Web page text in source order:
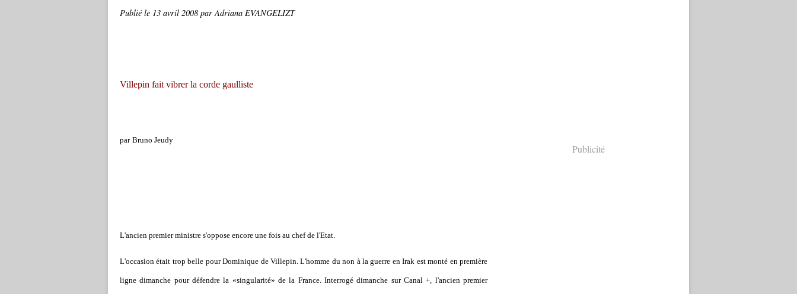
Publié le 13 avril 2008 par Adriana EVANGELIZT
Villepin fait vibrer la corde gaulliste
par Bruno Jeudy
L'ancien premier ministre s'oppose encore une fois au chef de l'Etat.
L'occasion était trop belle pour Dominique de Villepin. L'homme du non à la guerre en Irak est monté en première
ligne dimanche pour défendre la «singularité» de la France. Interrogé dimanche sur Canal +, l'ancien premier
Publicité